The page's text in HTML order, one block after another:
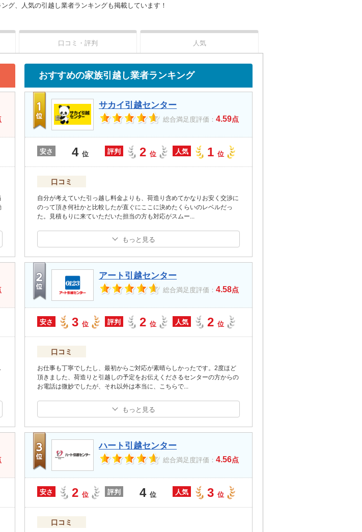
グ、人気の引越し業者ランキングも掲載しています！
口コミ・評判 人気
おすすめの家族引越し業者ランキング
サカイ引越センター
総合満足度評価：4.59点
安さ 4 位 評判 2 位 人気 1 位
口コミ
自分が考えていた引っ越し料金よりも、荷造り含めてかなりお安く交渉に
のって頂き何社かと比較したが直ぐにここに決めたくらいのレベルだっ
た。見積もりに来ていただいた担当の方も対応がスムー
もっと見る
アート引越センター
総合満足度評価：4.58点
安さ 3 位 評判 2 位 人気 2 位
口コミ
お仕事も丁寧でしたし、最初からご対応が素晴らしかったです。2度ほど
頂きました、荷造りと引越しの予定をお伝えくださるセンターの方からの
お電話は微妙でしたが、それ以外は本当に、こちらで...
もっと見る
ハート引越センター
総合満足度評価：4.56点
安さ 2 位 評判 4 位 人気 3 位
口コミ